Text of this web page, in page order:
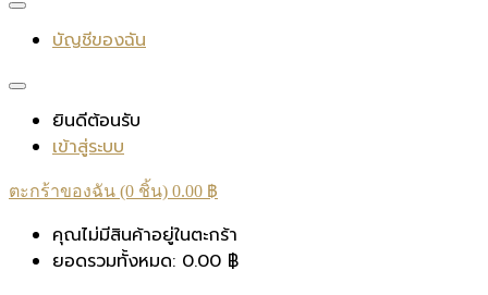
บัญชีของฉัน
ยินดีต้อนรับ
เข้าสู่ระบบ
ตะกร้าของฉัน (0 ชิ้น) 0.00 ฿
คุณไม่มีสินค้าอยู่ในตะกร้า
ยอดรวมทั้งหมด: 0.00 ฿